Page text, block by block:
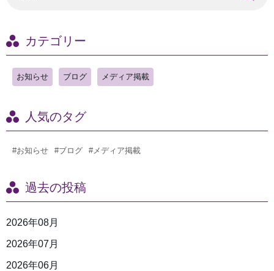
カテゴリー
お知らせ ブログ メディア掲載
人気のタグ
#お知らせ #ブログ #メディア掲載
過去の投稿
2026年08月
2026年07月
2026年06月